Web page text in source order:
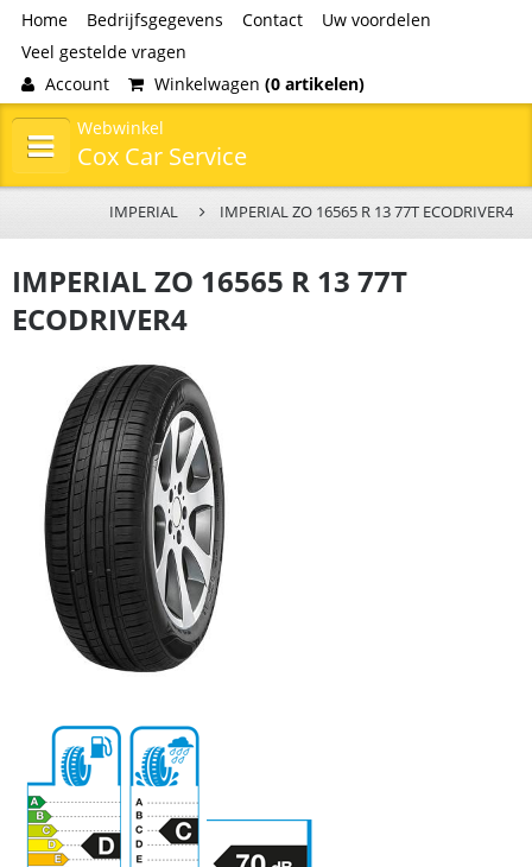
Home Bedrijfsgegevens Contact
Uw voordelen
Veel gestelde vragen
Account
Winkelwagen (0 artikelen)
Webwinkel
Cox Car Service
IMPERIAL IMPERIAL ZO 16565 R 13 77T ECODRIVER4
IMPERIAL ZO 16565 R 13 77T
ECODRIVER4